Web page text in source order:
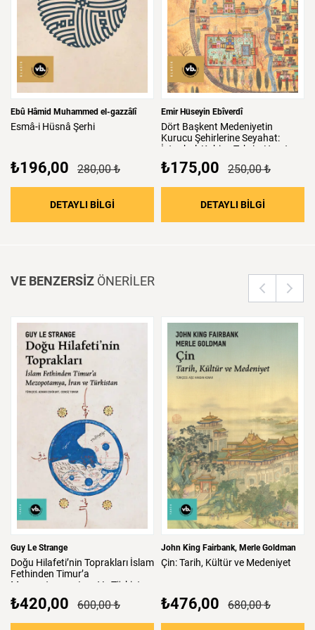
Yeni harfli orijinal metin ile günümüz Türkçesi metninin bir arada
verildiği bu klasiği keyifle okuyacaksınız.
Ebû Hâmid Muhammed el-gazzâlî
Esmâ-i Hüsnâ Şerhi
₺196,00 280,00 ₺
DETAYLI BİLGİ : Esmâ-i Hüsnâ Şerhi
Emir Hüseyin Ebîverdî
Dört Başkent Medeniyetin
Kurucu ŞehirlerineSeyahat:
İstanbul, Kahire, Tebriz, Herat
₺175,00 250,00 ₺
DETAYLI BİLGİ
VE BENZERSİZ ÖNERİLER
Guy Le Strange
Doğu Hilafeti’nin Toprakları İslam
Fethinden Timur’a
Mezopotamya,
Iran Ve Türkistan
₺420,00 600,00 ₺
John King Fairbank Merle Goldman
Çin:Tarih, Kültürve Medeniyet
₺476,00 680,00 ₺